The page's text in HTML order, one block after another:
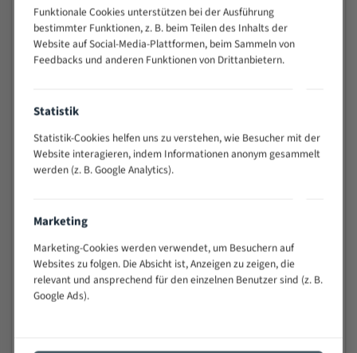
> 500
0,75/1,25
Vorteile:
Vielseitiges Bandsägeblatt für verschiedenste
Widerstandsfähig gegen Zahnbruch auch bei
schwierigen Werkstücken (Materialmischung,
wechselnde Verbindungslängen)
Sehr geringe Vibration
Technische Beschreibung:
Positiver Spanwinkel
Bandkörper aus hochlegiertem Federstahl
Legierte HSS-beschichtete Zahnspitzen
Funktionale Cookies unterstützen bei der Ausführung
bestimmter Funktionen, z. B. beim Teilen des Inhalts der
Website auf Social-Media-Plattformen, beim Sammeln von
Feedbacks und anderen Funktionen von Drittanbietern.
Statistik
Statistik-Cookies helfen uns zu verstehen, wie Besucher mit der
Website interagieren, indem Informationen anonym gesammelt
werden (z. B. Google Analytics).
Marketing
Marketing-Cookies werden verwendet, um Besuchern auf
Websites zu folgen. Die Absicht ist, Anzeigen zu zeigen, die
relevant und ansprechend für den einzelnen Benutzer sind (z. B.
Google Ads).